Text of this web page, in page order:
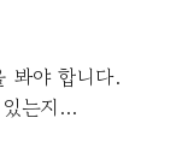
봐야 합니다.
는지...